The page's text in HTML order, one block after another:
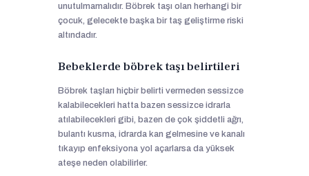
unutulmamalıdır. Böbrek taşı olan herhangi bir
çocuk, gelecekte başka bir taş geliştirme riski
altındadır.
Bebeklerde böbrek taşı belirtileri
Böbrek taşları hiçbir belirti vermeden sessizce
kalabilecekleri hatta bazen sessizce idrarla
atılabilecekleri gibi, bazen de çok şiddetli ağrı,
bulantı kusma, idrarda kan gelmesine ve kanalı
tıkayıp enfeksiyona yol açarlarsa da yüksek
ateşe neden olabilirler.